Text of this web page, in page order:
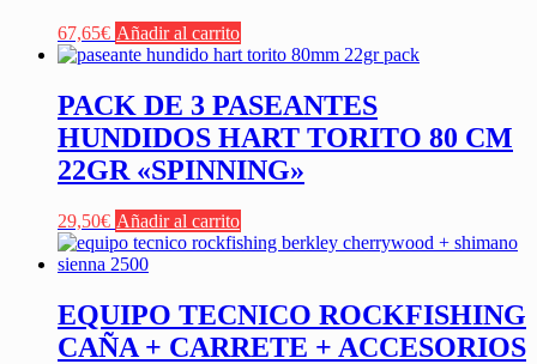
67,65€ Añadir al carrito
PACK DE 3 PASEANTES
HUNDIDOS HART TORITO 80 CM
22GR «SPINNING»
29,50€ Añadir al carrito
EQUIPO TECNICO ROCKFISHING
CAÑA + CARRETE + ACCESORIOS